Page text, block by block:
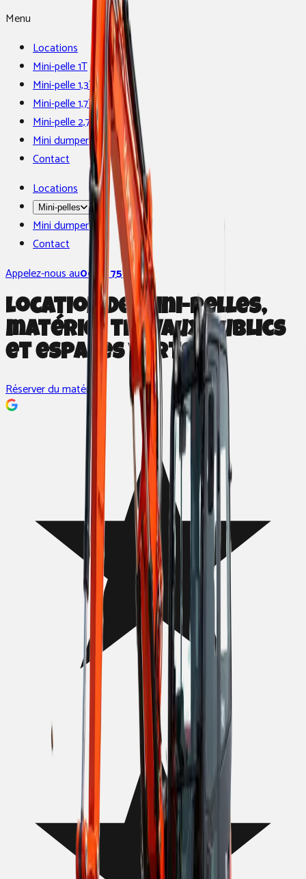
Menu
Locations
Mini-pelle 1T
Mini-pelle 1,3T
Mini-pelle 1,7T
Mini-pelle 2,7T
Mini dumper
Contact
Locations
Mini-pelles
Mini dumper
Contact
Appelez-nous au0650 750 400
Location de mini-pelles,
matériel travaux publics
et espaces verts
Réserver du matériel